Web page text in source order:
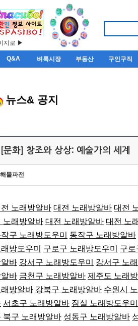
지로 ▶
Q&A 벼룩시장 부동산 구인구직
뉴스& 공지
[문화] 창조와 상상: 예술가의 세계
해물파전
노래방알바 대전 노래방알바 대전
노래방알바 대전 노래방알바 대전 노
구 노래방도우미
동작구 노래방알바
방도우미
구로구 노래방도우미 구로
바 강서구 노래방도우미 강서구 노
바 금천구 노래방알바 제주도 노래
래방알바 강북구 노래방알바 수원시
서초구 노래방알바 잠실 노래방도우미
북구 노래방알바 성동구 노래방알바